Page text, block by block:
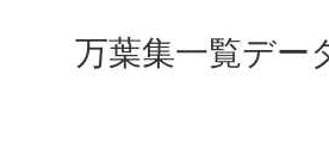
万葉集一覧デー